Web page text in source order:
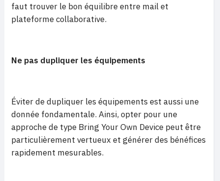
faut trouver le bon équilibre entre mail et
plateforme collaborative.
Ne pas dupliquer les équipements
Éviter de dupliquer les équipements est aussi une
donnée fondamentale. Ainsi, opter pour une
approche de type Bring Your Own Device peut être
particulièrement vertueux et générer des bénéfices
rapidement mesurables.